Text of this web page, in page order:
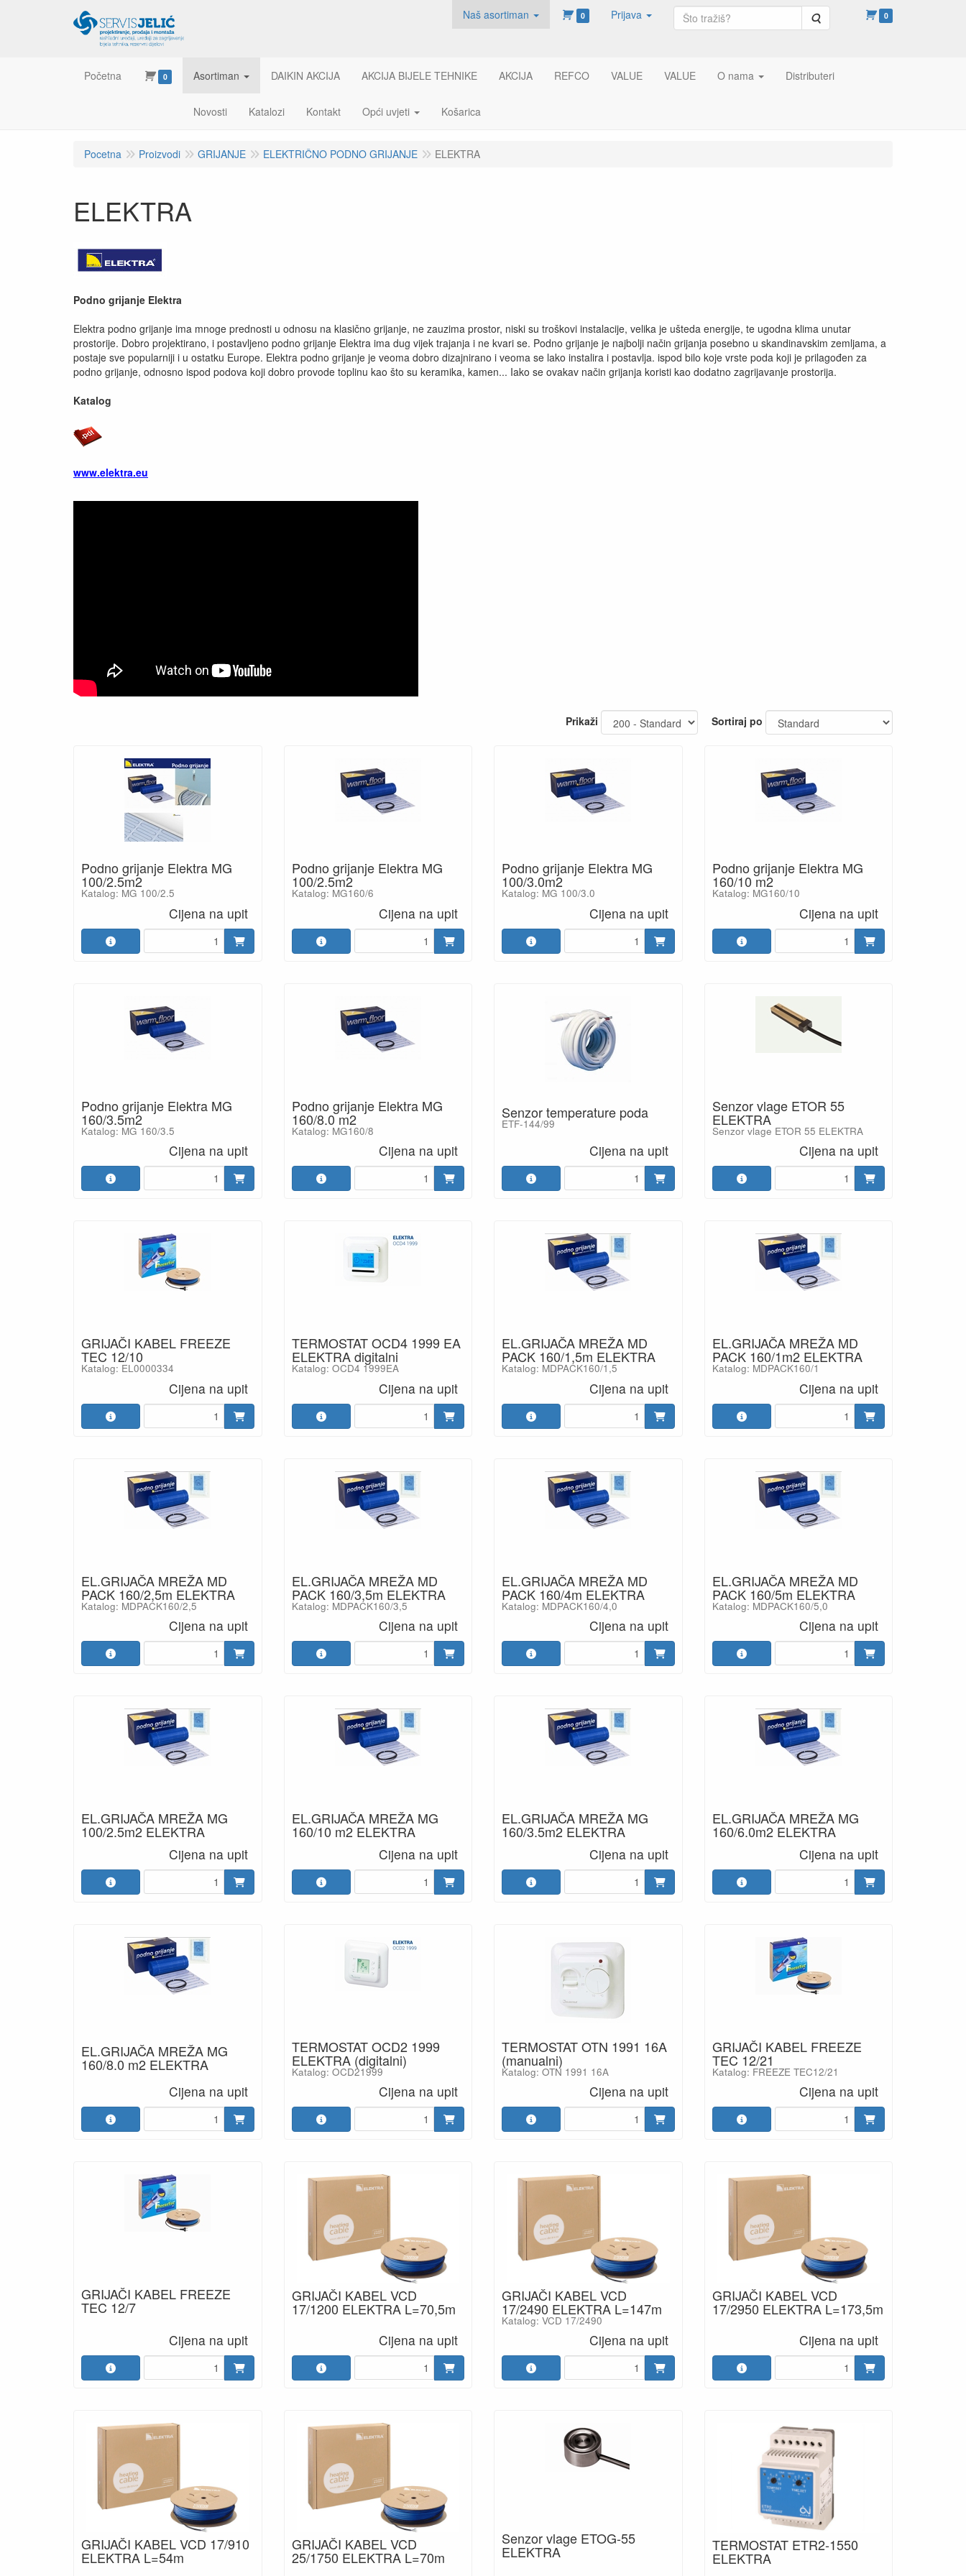
Naš asortiman 0 Prijava Pretraga 0
Početna 0 Asortiman DAIKIN AKCIJA AKCIJA BIJELE TEHNIKE AKCIJA REFCO VALUE VALUE O nama Distributeri
Novosti Katalozi Kontakt Opći uvjeti Košarica
Pocetna Proizvodi GRIJANJE ELEKTRIČNO PODNO GRIJANJE ELEKTRA
ELEKTRA
Podno grijanje Elektra
Elektra podno grijanje ima mnoge prednosti u odnosu na klasično grijanje, ne zauzima prostor, niski su troškovi instalacije, velika je ušteda energije, te ugodna klima unutar
prostorije. Dobro projektirano, i postavljeno podno grijanje Elektra ima dug vijek trajanja i ne kvari se. Podno grijanje je najbolji način grijanja posebno u skandinavskim zemljama, a
postaje sve popularniji i u ostatku Europe. Elektra podno grijanje je veoma dobro dizajnirano i veoma se lako instalira i postavlja. ispod bilo koje vrste poda koji je prilagođen za
podno grijanje, odnosno ispod podova koji dobro provode toplinu kao što su keramika, kamen... Iako se ovakav način grijanja koristi kao dodatno zagrijavanje prostorija.
Katalog
www.elektra.eu
Prikaži Sortiraj po
Podno grijanje Elektra MG
100/2.5m2
Katalog: MG 100/2.5
Cijena na upit
Podno grijanje Elektra MG
100/2.5m2
Katalog: MG160/6
Cijena na upit
Podno grijanje Elektra MG
100/3.0m2
Katalog: MG 100/3.0
Cijena na upit
Podno grijanje Elektra MG
160/10 m2
Katalog: MG160/10
Cijena na upit
Podno grijanje Elektra MG
160/3.5m2
Katalog: MG 160/3.5
Cijena na upit
Podno grijanje Elektra MG
160/8.0 m2
Katalog: MG160/8
Cijena na upit
Senzor temperature poda
ETF-144/99
Cijena na upit
Senzor vlage ETOR 55
ELEKTRA
Senzor vlage ETOR 55 ELEKTRA
Cijena na upit
GRIJAČI KABEL FREEZE
TEC 12/10
Katalog: EL0000334
Cijena na upit
TERMOSTAT OCD4 1999 EA
ELEKTRA digitalni
Katalog: OCD4 1999EA
Cijena na upit
EL.GRIJAČA MREŽA MD
PACK 160/1,5m ELEKTRA
Katalog: MDPACK160/1,5
Cijena na upit
EL.GRIJAČA MREŽA MD
PACK 160/1m2 ELEKTRA
Katalog: MDPACK160/1
Cijena na upit
EL.GRIJAČA MREŽA MD
PACK 160/2,5m ELEKTRA
Katalog: MDPACK160/2,5
Cijena na upit
EL.GRIJAČA MREŽA MD
PACK 160/3,5m ELEKTRA
Katalog: MDPACK160/3,5
Cijena na upit
EL.GRIJAČA MREŽA MD
PACK 160/4m ELEKTRA
Katalog: MDPACK160/4,0
Cijena na upit
EL.GRIJAČA MREŽA MD
PACK 160/5m ELEKTRA
Katalog: MDPACK160/5,0
Cijena na upit
EL.GRIJAČA MREŽA MG
100/2.5m2 ELEKTRA
Cijena na upit
EL.GRIJAČA MREŽA MG
160/10 m2 ELEKTRA
Cijena na upit
EL.GRIJAČA MREŽA MG
160/3.5m2 ELEKTRA
Cijena na upit
EL.GRIJAČA MREŽA MG
160/6.0m2 ELEKTRA
Cijena na upit
EL.GRIJAČA MREŽA MG
160/8.0 m2 ELEKTRA
Cijena na upit
TERMOSTAT OCD2 1999
ELEKTRA (digitalni)
Katalog: OCD21999
Cijena na upit
TERMOSTAT OTN 1991 16A
(manualni)
Katalog: OTN 1991 16A
Cijena na upit
GRIJAČI KABEL FREEZE
TEC 12/21
Katalog: FREEZE TEC12/21
Cijena na upit
GRIJAČI KABEL FREEZE
TEC 12/7
Cijena na upit
GRIJAČI KABEL VCD
17/1200 ELEKTRA L=70,5m
Cijena na upit
GRIJAČI KABEL VCD
17/2490 ELEKTRA L=147m
Katalog: VCD 17/2490
Cijena na upit
GRIJAČI KABEL VCD
17/2950 ELEKTRA L=173,5m
Cijena na upit
GRIJAČI KABEL VCD 17/910
ELEKTRA L=54m
GRIJAČI KABEL VCD
25/1750 ELEKTRA L=70m
Senzor vlage ETOG-55
ELEKTRA TERMOSTAT ETR2-1550
ELEKTRA